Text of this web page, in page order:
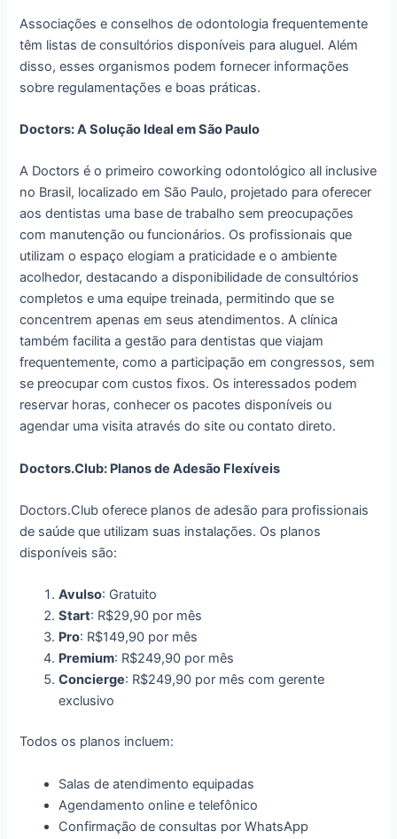
Associações e conselhos de odontologia frequentemente
têm listas de consultórios disponíveis para aluguel. Além
disso, esses organismos podem fornecer informações
sobre regulamentações e boas práticas.
Doctors: A Solução Ideal em São Paulo
A Doctors é o primeiro coworking odontológico all inclusive
no Brasil, localizado em São Paulo, projetado para oferecer
aos dentistas uma base de trabalho sem preocupações
com manutenção ou funcionários. Os profissionais que
utilizam o espaço elogiam a praticidade e o ambiente
acolhedor, destacando a disponibilidade de consultórios
completos e uma equipe treinada, permitindo que se
concentrem apenas em seus atendimentos. A clínica
também facilita a gestão para dentistas que viajam
frequentemente, como a participação em congressos, sem
se preocupar com custos fixos. Os interessados podem
reservar horas, conhecer os pacotes disponíveis ou
agendar uma visita através do site ou contato direto.
Doctors.Club: Planos de Adesão Flexíveis
Doctors.Club oferece planos de adesão para profissionais
de saúde que utilizam suas instalações. Os planos
disponíveis são:
Avulso: Gratuito
Start: R$29,90 por mês
Pro: R$149,90 por mês
Premium: R$249,90 por mês
Concierge: R$249,90 por mês com gerente
exclusivo
Todos os planos incluem:
Salas de atendimento equipadas
Agendamento online e telefônico
Confirmação de consultas por WhatsApp